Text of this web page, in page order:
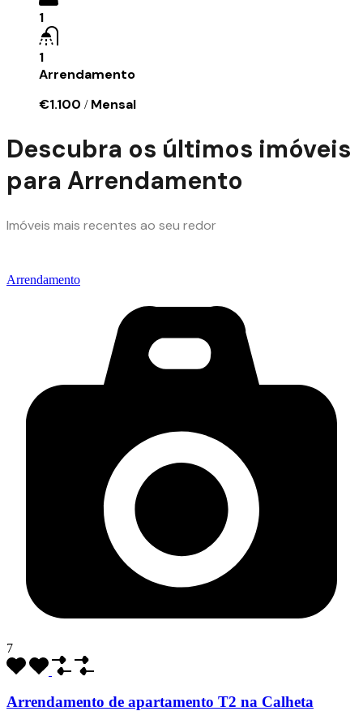
1
1
Arrendamento
€1.100 / Mensal
Descubra os últimos imóveis
para Arrendamento
Imóveis mais recentes ao seu redor
Arrendamento
7
Arrendamento de apartamento T2 na Calheta